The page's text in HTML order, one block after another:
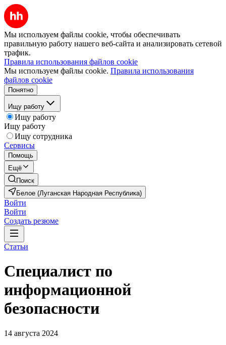
Мы используем файлы cookie, чтобы обеспечивать
правильную работу нашего веб-сайта и анализировать сетевой
трафик.
Правила использования файлов cookie
Мы используем файлы cookie. Правила использования
файлов cookie
Понятно
Ищу работу
Ищу работу
Ищу работу
Ищу сотрудника
Сервисы
Помощь
Ещё
Поиск
Белое (Луганская Народная Республика)
Войти
Войти
Создать резюме
Статьи
Специалист по
информационной
безопасности
14 августа 2024